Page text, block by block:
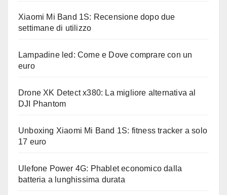
Xiaomi Mi Band 1S: Recensione dopo due
settimane di utilizzo
Lampadine led: Come e Dove comprare con un
euro
Drone XK Detect x380: La migliore alternativa al
DJI Phantom
Unboxing Xiaomi Mi Band 1S: fitness tracker a solo
17 euro
Ulefone Power 4G: Phablet economico dalla
batteria a lunghissima durata